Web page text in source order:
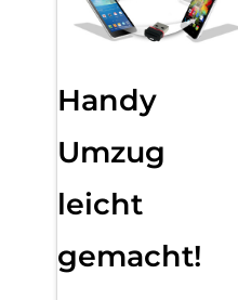
Handy
Umzug
leicht
gemacht!